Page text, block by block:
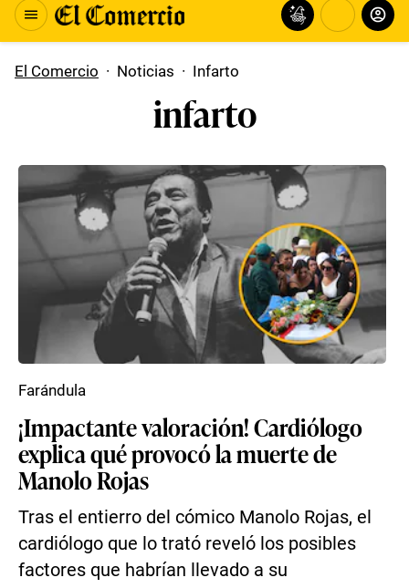
El Comercio · Noticias · Infarto
infarto
¡Impactante valoración! Cardiólogo
explica qué provocó la muerte de
Manolo Rojas
Tras el entierro del cómico Manolo Rojas, el
cardiólogo que lo trató reveló los posibles
factores que habrían llevado a su
Farándula